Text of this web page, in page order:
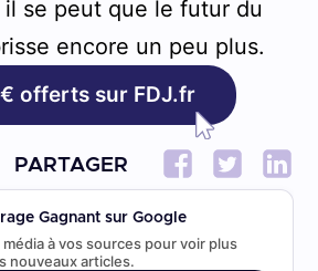
se peut que le futur du
encore un peu plus.
offerts sur FDJ.fr
PARTAGER
Gagnant sur Google
à vos sources pour voir plus
nouveaux articles.